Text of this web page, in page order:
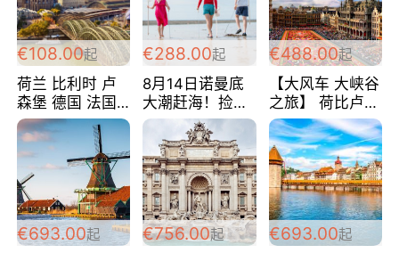
€108.00起
荷兰 比利时 卢
森堡 德国 法国
超爽玩遍西欧 循
环线 全程四星宾
馆 108欧/人/天
€288.00起
8月14日诺曼底
大潮赶海！捡海
鲜！轻轻松松海
边爽玩三日游
288欧/人
€488.00起
【大风车 大峡谷
之旅】 荷比卢德
法 巴黎上下 经
典五国四日游
488欧/人
€693.00起 €756.00起 €693.00起